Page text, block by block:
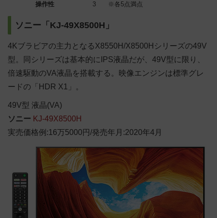
操作性
3 ※各5点満点
ソニー「KJ-49X8500H」
4Kブラビアの主力となるX8550H/X8500Hシリーズの49V
型。同シリーズは基本的にIPS液晶だが、49V型に限り、
倍速駆動のVA液晶を搭載する。映像エンジンは標準グレ
ードの「HDR X1」。
49V型 液晶(VA)
ソニー KJ-49X8500H
実売価格例:16万5000円/発売年月:2020年4月